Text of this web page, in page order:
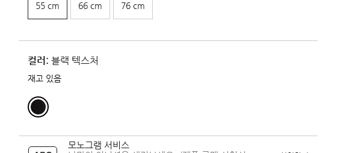
55 cm 66 cm 76 cm
컬러: 블랙 텍스처
재고 있음
모노그램 서비스